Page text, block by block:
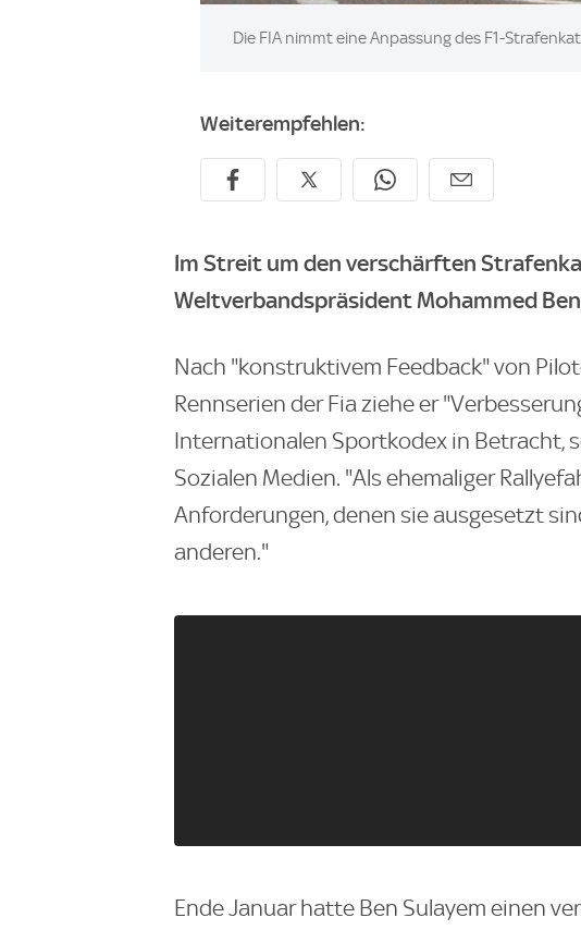
Image:
Die FIA nimmt eine Anpassung des F1-
Weiterempfehlen:
Im Streit um den verschärften
Weltverbandspräsident Mohammed
Nach "konstruktivem Feedback" von
Rennserien der Fia ziehe er
Internationalen Sportkodex in Betracht,
Sozialen Medien. "Als ehemaliger
Anforderungen, denen sie ausgesetzt
anderen."
Ende Januar hatte Ben Sulayem einen